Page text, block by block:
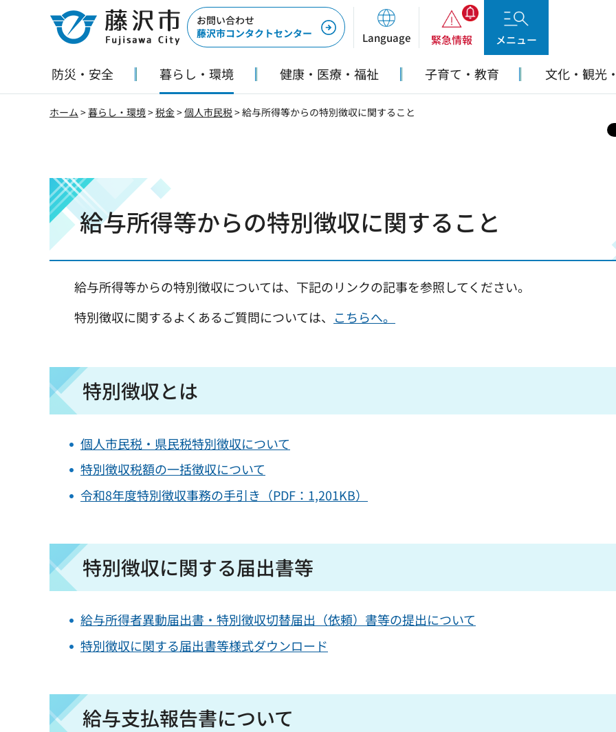
藤沢市
お問い合わせ
藤沢市コンタクトセンター
Language 緊急情報 メニュー
防災・安全 暮らし・環境 健康・医療・福祉 子育て・教育 文化・観光
ホーム >暮らし・環境>税金>個人市民税> 給与所得等からの特別徴収に関すること
給与所得等からの特別徴収に関すること
給与所得等からの特別徴収については、下記のリンクの記事を参照してください。
特別徴収に関するよくあるご質問については、 こちらへ。
特別徴収とは
個人市民税・県民税特別徴収について
特別徴収税額の一括徴収について
令和8年度特別徴収事務の手引き（PDF：1,201KB）
特別徴収に関する届出書等
給与所得者異動届出書・特別徴収切替届出（依頼）書等の提出について
特別徴収に関する届出書等様式ダウンロード
給与支払報告書について